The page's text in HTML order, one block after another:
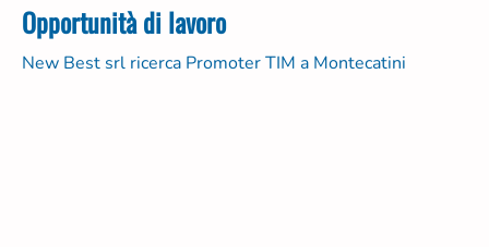
Opportunità di lavoro
New Best srl ricerca Promoter TIM a Montecatini